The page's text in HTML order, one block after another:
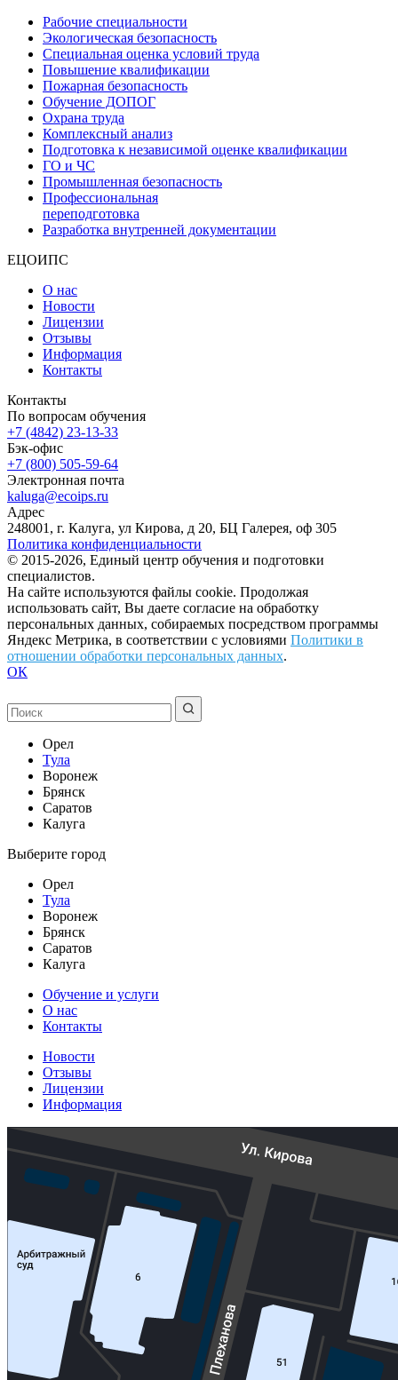
Рабочие специальности
Экологическая безопасность
Специальная оценка условий труда
Повышение квалификации
Пожарная безопасность
Обучение ДОПОГ
Охрана труда
Комплексный анализ
Подготовка к независимой оценке квалификации
ГО и ЧС
Промышленная безопасность
Профессиональная
переподготовка
Разработка внутренней документации
ЕЦОИПС
О нас
Новости
Лицензии
Отзывы
Информация
Контакты
Контакты
По вопросам обучения
+7 (4842) 23-13-33
Бэк-офис
+7 (800) 505-59-64
Электронная почта
kaluga@ecoips.ru
Адрес
248001, г. Калуга, ул Кирова, д 20, БЦ Галерея, оф 305
Политика конфиденциальности
© 2015-2026, Единый центр обучения и подготовки
специалистов.
На сайте используются файлы cookie. Продолжая
использовать сайт, Вы даете согласие на обработку
персональных данных, собираемых посредством программы
Яндекс Метрика, в соответствии с условиями Политики в
отношении обработки персональных данных.
ОК
Орел
Тула
Воронеж
Брянск
Саратов
Калуга
Выберите город
Орел
Тула
Воронеж
Брянск
Саратов
Калуга
Обучение и услуги
О нас
Контакты
Новости
Отзывы
Лицензии
Информация